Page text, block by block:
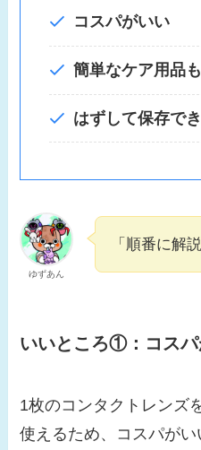
コスパがいい
簡単なケア用品
はずして保存で
ゆずあん
「順番に解
いいところ①： コス
1枚のコンタクトレンズ
使えるため、コスパが